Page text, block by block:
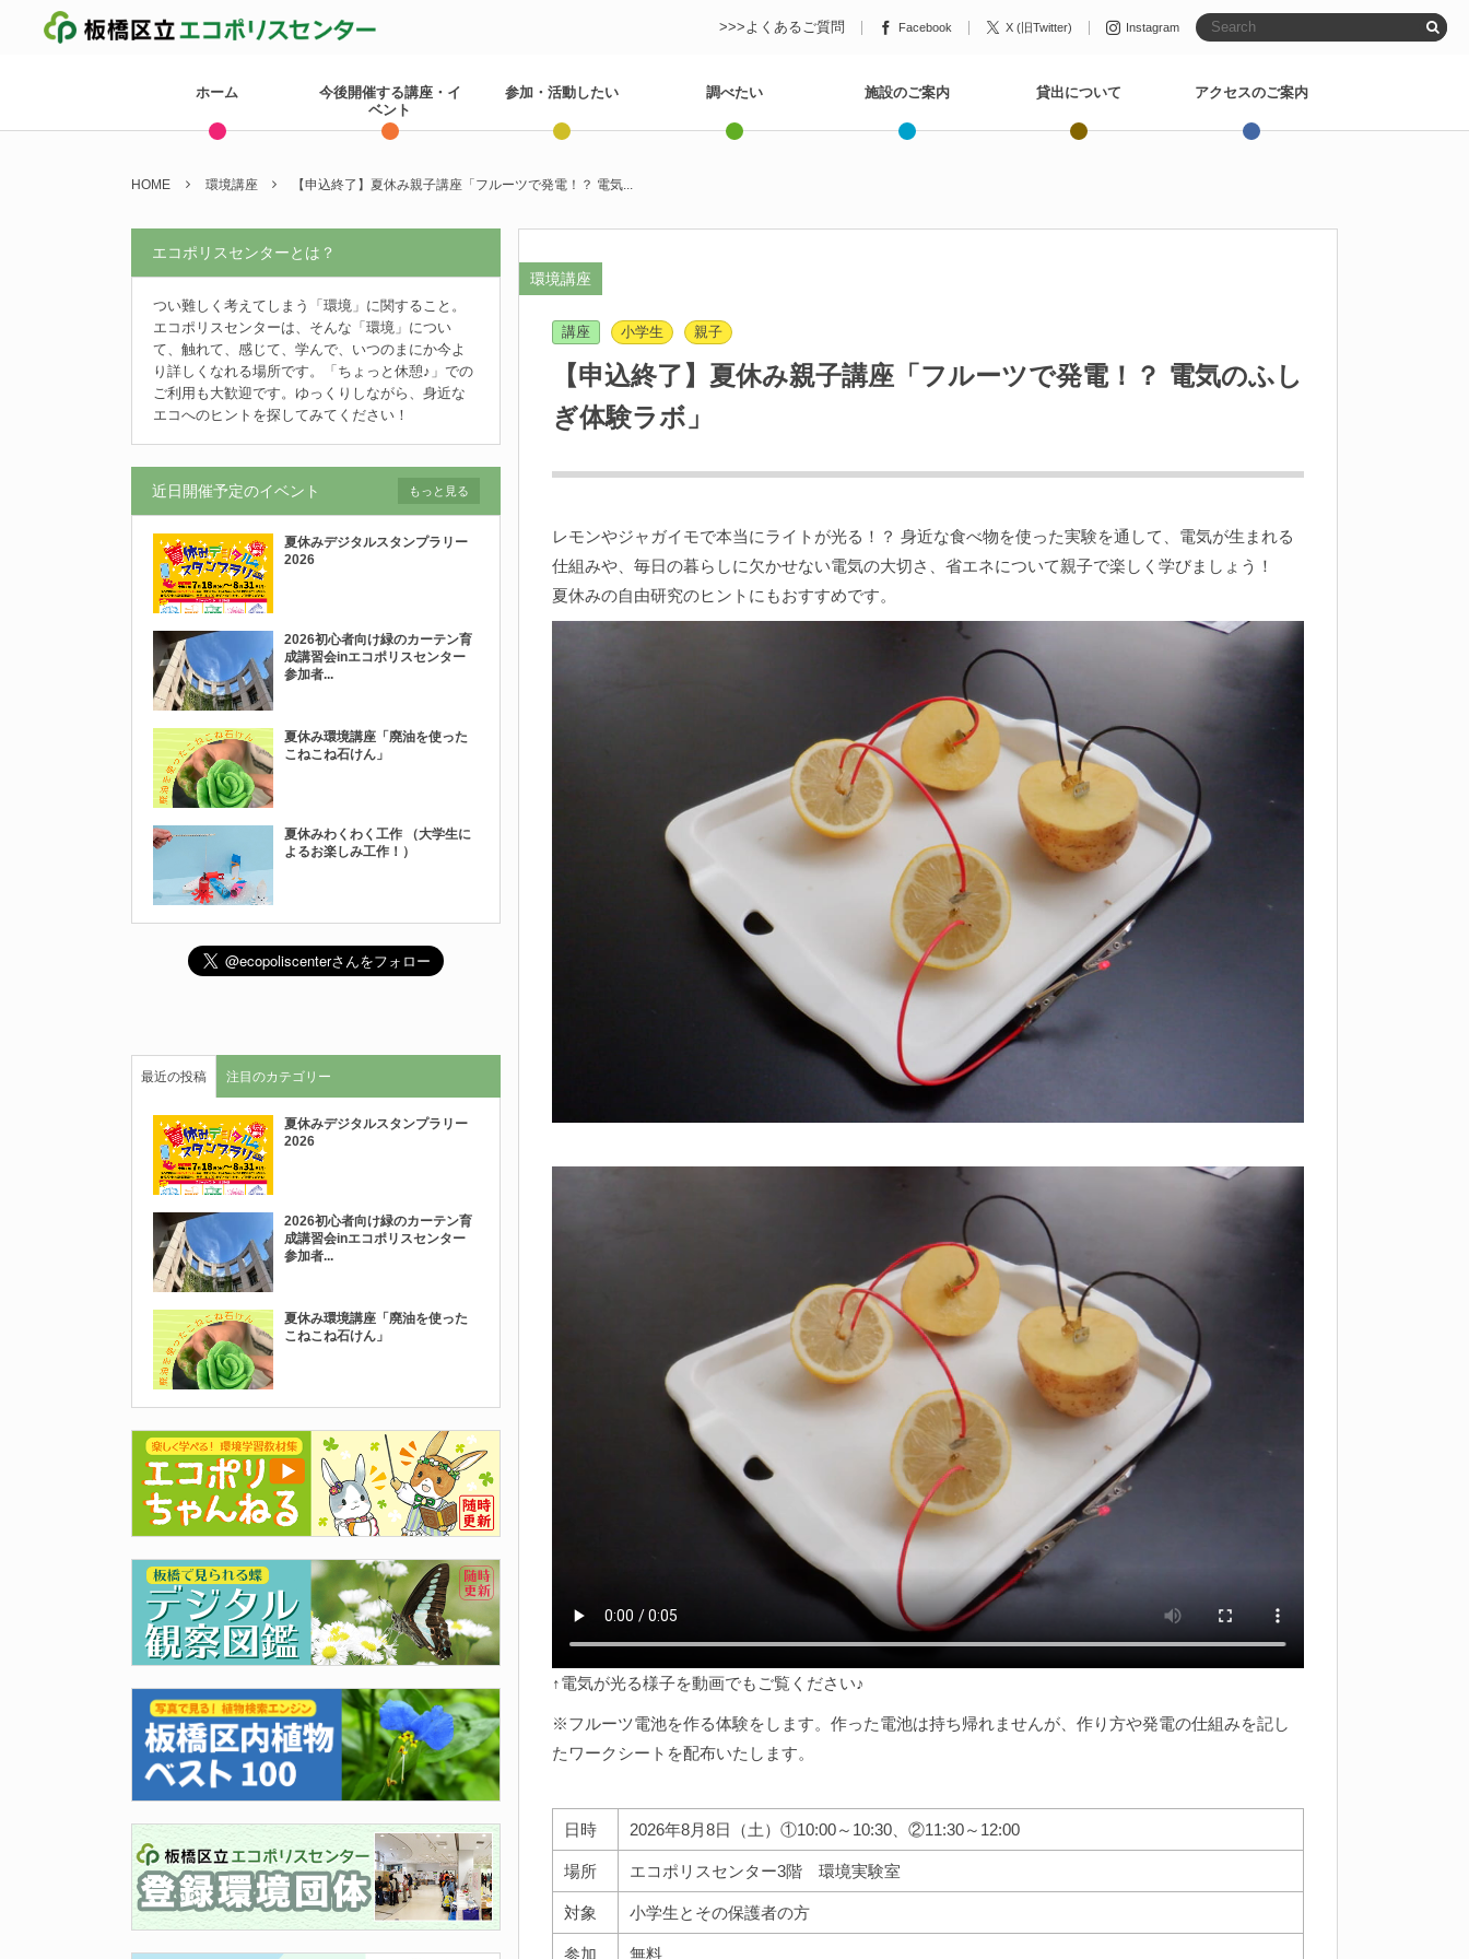
>>>よくあるご質問 Facebook X (旧Twitter) Instagram
ホーム
今後開催する講座・イ
ベント
参加・活動したい 調べたい 施設のご案内 貸出について アクセスのご案内
HOME 環境講座 【申込終了】夏休み親子講座「フルーツで発電！？ 電気...
環境講座
講座 小学生 親子
【申込終了】夏休み親子講座「フルーツで発電！？ 電気のふし
ぎ体験ラボ」
レモンやジャガイモで本当にライトが光る！？ 身近な食べ物を使った実験を通して、電気が生まれる
仕組みや、毎日の暮らしに欠かせない電気の大切さ、省エネについて親子で楽しく学びましょう！
夏休みの自由研究のヒントにもおすすめです。
↑電気が光る様子を動画でもご覧ください♪
※フルーツ電池を作る体験をします。作った電池は持ち帰れませんが、作り方や発電の仕組みを記し
たワークシートを配布いたします。
日時 2026年8月8日（土）①10:00～10:30、②11:30～12:00
場所 エコポリスセンター3階 環境実験室
対象 小学生とその保護者の方
参加
無料
エコポリスセンターとは？
つい難しく考えてしまう「環境」に関すること。
エコポリスセンターは、そんな「環境」につい
て、触れて、感じて、学んで、いつのまにか今よ
り詳しくなれる場所です。「ちょっと休憩♪」での
ご利用も大歓迎です。ゆっくりしながら、身近な
エコへのヒントを探してみてください！
近日開催予定のイベント
夏休みデジタルスタンプラリー
2026
2026初心者向け緑のカーテン育
成講習会inエコポリスセンター
参加者...
夏休み環境講座「廃油を使った
こねこね石けん」
夏休みわくわく工作 （大学生に
よるお楽しみ工作！）
もっと見る
最近の投稿 注目のカテゴリー
夏休みデジタルスタンプラリー
2026
2026初心者向け緑のカーテン育
成講習会inエコポリスセンター
参加者...
夏休み環境講座「廃油を使った
こねこね石けん」